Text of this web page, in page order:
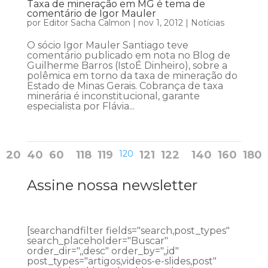
Taxa de mineração em MG é tema de
comentário de Igor Mauler
por Editor Sacha Calmon nov 1, 2012| Notícias
O sócio Igor Mauler Santiago teve
comentário publicado em nota no Blog de
Guilherme Barros (IstoÉ Dinheiro), sobre a
polêmica em torno da taxa de mineração do
Estado de Minas Gerais. Cobrança de taxa
minerária é inconstitucional, garante
especialista por Flávia...
20 40 60 118 119 120 121 122 140 160 180
Assine nossa newsletter
[searchandfilter fields="search,post_types"
search_placeholder="Buscar"
order_dir=",,desc" order_by=",,id"
post_types="artigos,videos-e-slides,post"